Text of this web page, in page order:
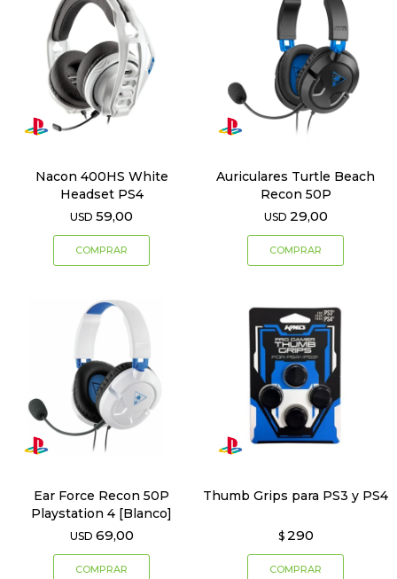
Nacon 400HS White
Headset PS4
USD 59,00
Auriculares Turtle Beach
Recon 50P
USD 29,00
Ear Force Recon 50P
Playstation 4 [Blanco]
USD 69,00
Thumb Grips para PS3 y PS4
$ 290